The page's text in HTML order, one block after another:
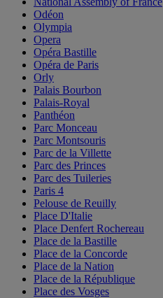
Odéon
Olympia
Opera
Opéra Bastille
Opéra de Paris
Orly
Palais Bourbon
Palais-Royal
Panthéon
Parc Monceau
Parc Montsouris
Parc de la Villette
Parc des Princes
Parc des Tuileries
Paris 4
Pelouse de Reuilly
Place D'Italie
Place Denfert Rochereau
Place de la Bastille
Place de la Concorde
Place de la Nation
Place de la République
Place des Vosges